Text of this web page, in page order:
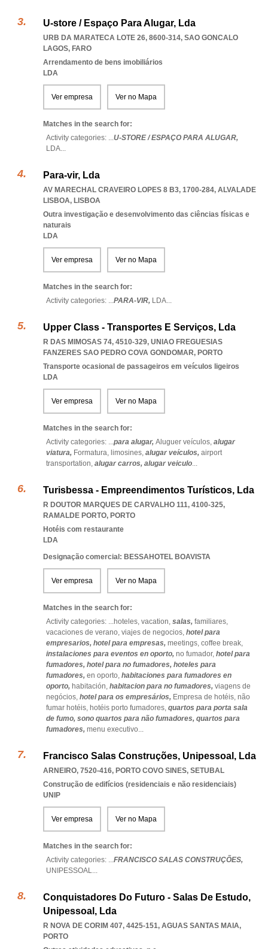
U-store / Espaço Para Alugar, Lda
URB DA MARATECA LOTE 26, 8600-314, SAO GONCALO
LAGOS, FARO
Arrendamento de bens imobiliários
LDA
Ver empresa Ver no Mapa
Matches in the search for:
Activity categories: ...U-STORE / ESPAÇO PARA ALUGAR,
LDA...
Para-vir, Lda
AV MARECHAL CRAVEIRO LOPES 8 B3, 1700-284, ALVALADE
LISBOA, LISBOA
Outra investigação e desenvolvimento das ciências físicas e
naturais
LDA
Ver empresa Ver no Mapa
Matches in the search for:
Activity categories: ...PARA-VIR, LDA...
Upper Class - Transportes E Serviços, Lda
R DAS MIMOSAS 74, 4510-329, UNIAO FREGUESIAS
FANZERES SAO PEDRO COVA GONDOMAR, PORTO
Transporte ocasional de passageiros em veículos ligeiros
LDA
Ver empresa Ver no Mapa
Matches in the search for:
Activity categories: ...para alugar, Aluguer veículos, alugar
viatura, Formatura, limosines, alugar veículos, airport
transportation, alugar carros, alugar veiculo...
Turisbessa - Empreendimentos Turísticos, Lda
R DOUTOR MARQUES DE CARVALHO 111, 4100-325,
RAMALDE PORTO, PORTO
Hotéis com restaurante
LDA
Designação comercial: BESSAHOTEL BOAVISTA
Ver empresa Ver no Mapa
Matches in the search for:
Activity categories: ...hoteles, vacation, salas, familiares,
vacaciones de verano, viajes de negocios, hotel para
empresarios, hotel para empresas, meetings, coffee break,
instalaciones para eventos en oporto, no fumador, hotel para
fumadores, hotel para no fumadores, hoteles para
fumadores, en oporto, habitaciones para fumadores en
oporto, habitación, habitacion para no fumadores, viagens de
negócios, hotel para os empresários, Empresa de hotéis, não
fumar hotéis, hotéis porto fumadores, quartos para porta sala
de fumo, sono quartos para não fumadores, quartos para
fumadores, menu executivo...
Francisco Salas Construções, Unipessoal, Lda
ARNEIRO, 7520-416, PORTO COVO SINES, SETUBAL
Construção de edifícios (residenciais e não residenciais)
UNIP
Ver empresa Ver no Mapa
Matches in the search for:
Activity categories: ...FRANCISCO SALAS CONSTRUÇÕES,
UNIPESSOAL...
Conquistadores Do Futuro - Salas De Estudo,
Unipessoal, Lda
R NOVA DE CORIM 407, 4425-151, AGUAS SANTAS MAIA,
PORTO